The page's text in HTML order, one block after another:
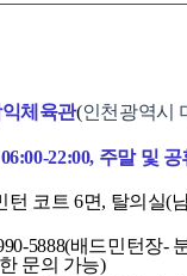
체육관(인천광역시
22:00, 주말 및 공
턴 코트 6면, 탈의실(
5888(배드민턴장-
문의 가능)